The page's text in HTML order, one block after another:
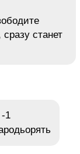
сразу станет
-1